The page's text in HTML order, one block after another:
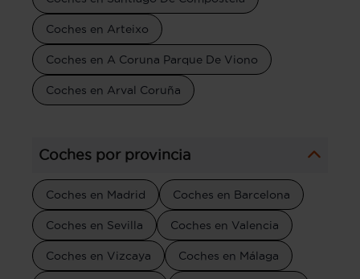
Coches en Arteixo
Coches en A Coruna Parque De Viono
Coches en Arval Coruña
Coches por provincia
Coches en Madrid Coches en Barcelona
Coches en Sevilla Coches en Valencia
Coches en Vizcaya Coches en Málaga